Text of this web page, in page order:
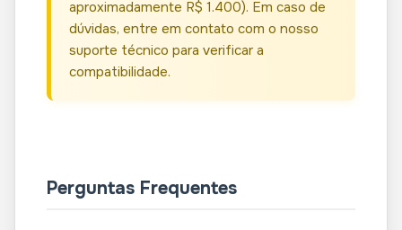
aproximadamente R$ 1.400). Em caso de
dúvidas, entre em contato com o nosso
suporte técnico para verificar a
compatibilidade.
Perguntas Frequentes